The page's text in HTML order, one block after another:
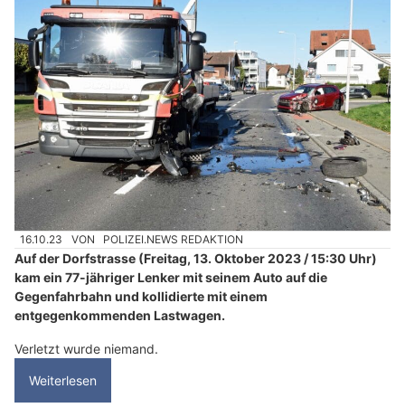
16.10.23 VON POLIZEI.NEWS REDAKTION
Auf der Dorfstrasse (Freitag, 13. Oktober 2023 / 15:30 Uhr)
kam ein 77-jähriger Lenker mit seinem Auto auf die
Gegenfahrbahn und kollidierte mit einem
entgegenkommenden Lastwagen.
Verletzt wurde niemand.
Weiterlesen